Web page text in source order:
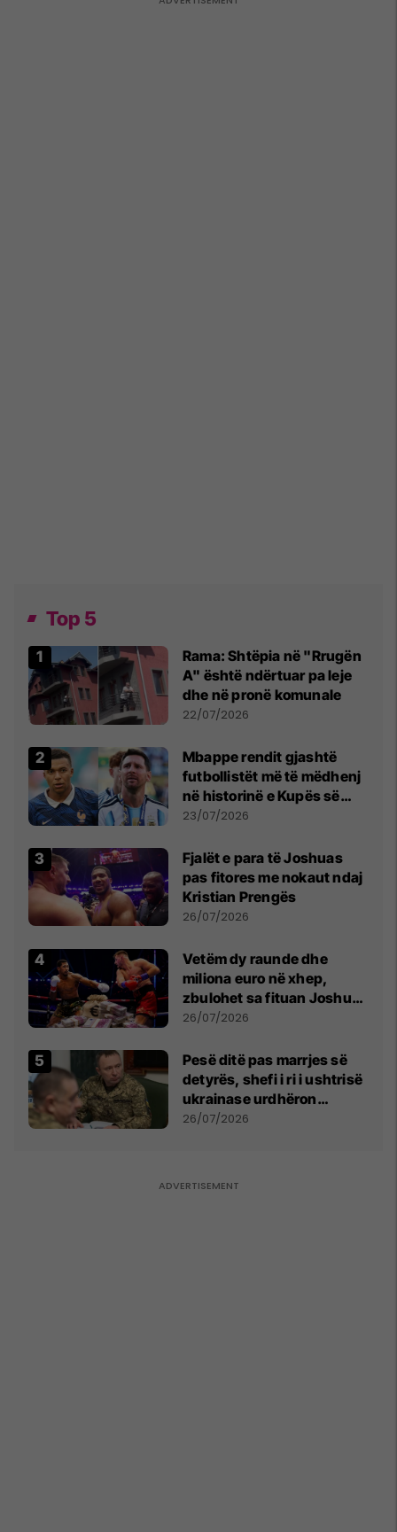
Top 5
Rama: Shtëpia në "Rrugën
A" është ndërtuar pa leje
dhe në pronë komunale
22/07/2026
Mbappe rendit gjashtë
futbollistët më të mëdhenj
në historinë e Kupës së
Botës, Messi mbetet i dyti
23/07/2026
Fjalët e para të Joshuas
pas fitores me nokaut ndaj
Kristian Prengës
26/07/2026
Vetëm dy raunde dhe
miliona euro në xhep,
zbulohet sa fituan Joshua
e Prenga
26/07/2026
Pesë ditë pas marrjes së
detyrës, shefi i ri i ushtrisë
ukrainase urdhëron
kontroll të madh
26/07/2026